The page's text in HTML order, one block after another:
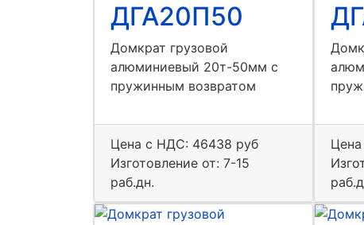
ДГА20П50
Домкрат грузовой
алюминиевый 20т-50мм с
пружинным возвратом
Цена с НДС: 46438 руб
Изготовление от: 7-15
раб.дн.